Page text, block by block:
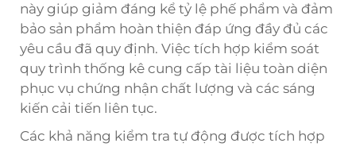
này giúp giảm đáng kể tỷ lệ phế phẩm và đảm
bảo sản phẩm hoàn thiện đáp ứng đầy đủ các
yêu cầu đã quy định. Việc tích hợp kiểm soát
quy trình thống kê cung cấp tài liệu toàn diện
phục vụ chứng nhận chất lượng và các sáng
kiến cải tiến liên tục.
Các khả năng kiểm tra tự động được tích hợp